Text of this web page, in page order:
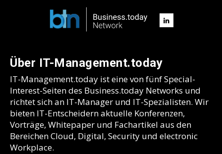
Über IT-Management.today
IT-Management.today ist eine von fünf Special-
Interest-Seiten des Business.today Networks und
richtet sich an IT-Manager und IT-Spezialisten. Wir
bieten IT-Entscheidern aktuelle Konferenzen,
Vorträge, Whitepaper und Fachartikel aus den
Bereichen Cloud, Digital, Security und electronic
Workplace.